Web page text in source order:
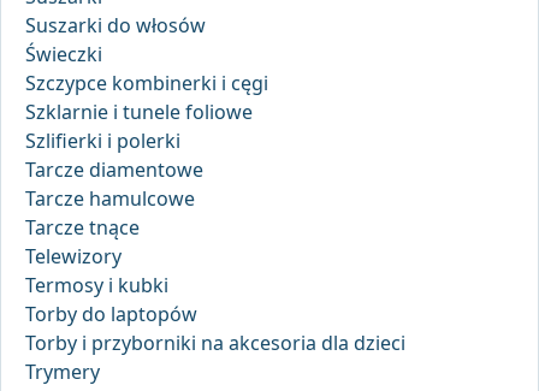
Suszarki do włosów
Świeczki
Szczypce kombinerki i cęgi
Szklarnie i tunele foliowe
Szlifierki i polerki
Tarcze diamentowe
Tarcze hamulcowe
Tarcze tnące
Telewizory
Termosy i kubki
Torby do laptopów
Torby i przyborniki na akcesoria dla dzieci
Trymery